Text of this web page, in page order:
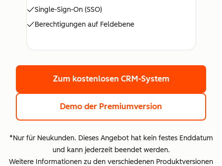
Single-Sign-On (SSO)
Berechtigungen auf Feldebene
Zum kostenlosen CRM-System
Demo der Premiumversion
*Nur für Neukunden. Dieses Angebot hat kein festes Enddatum
und kann jederzeit beendet werden.
Weitere Informationen zu den verschiedenen Produktversionen